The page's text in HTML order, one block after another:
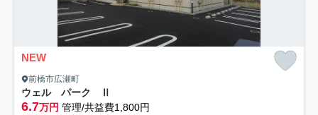
NEW
前橋市広瀬町
ウェル パーク Ⅱ
6.7万円 管理/共益費1,800円